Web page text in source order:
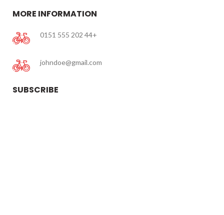
MORE INFORMATION
+44 202 555 0151
johndoe@gmail.com
SUBSCRIBE